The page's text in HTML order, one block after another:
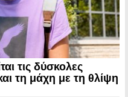
τις δύσκολες
τη μάχη με τη θλίψη